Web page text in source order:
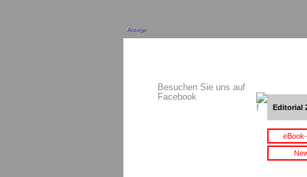
Anzeige
Besuchen Sie uns auf
Facebook
Editorial